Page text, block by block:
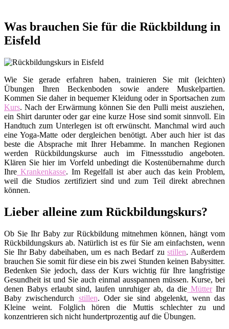
Was brauchen Sie für die Rückbildung in
Eisfeld
Wie Sie gerade erfahren haben, trainieren Sie mit (leichten)
Übungen Ihren Beckenboden sowie andere Muskelpartien.
Kommen Sie daher in bequemer Kleidung oder in Sportsachen zum
Kurs. Nach der Erwärmung können Sie den Pulli meist ausziehen,
ein Shirt darunter oder gar eine kurze Hose sind somit sinnvoll. Ein
Handtuch zum Unterlegen ist oft erwünscht. Manchmal wird auch
eine Yoga-Matte oder dergleichen benötigt. Aber auch hier ist das
beste die Absprache mit Ihrer Hebamme. In manchen Regionen
werden Rückbildungskurse auch im Fitnessstudio angeboten.
Klären Sie hier im Vorfeld unbedingt die Kostenübernahme durch
Ihre Krankenkasse. Im Regelfall ist aber auch das kein Problem,
weil die Studios zertifiziert sind und zum Teil direkt abrechnen
können.
Lieber alleine zum Rückbildungskurs?
Ob Sie Ihr Baby zur Rückbildung mitnehmen können, hängt vom
Rückbildungskurs ab. Natürlich ist es für Sie am einfachsten, wenn
Sie Ihr Baby dabeihaben, um es nach Bedarf zustillen. Außerdem
brauchen Sie somit für diese ein bis zwei Stunden keinen Babysitter.
Bedenken Sie jedoch, dass der Kurs wichtig für Ihre langfristige
Gesundheit ist und Sie auch einmal ausspannen müssen. Kurse, bei
denen Babys erlaubt sind, laufen unruhiger ab, da die MütterIhr
Baby zwischendurch stillen. Oder sie sind abgelenkt, wenn das
Kleine weint. Folglich hören die Muttis schlechter zu und
konzentrieren sich nicht hundertprozentig auf die Übungen.